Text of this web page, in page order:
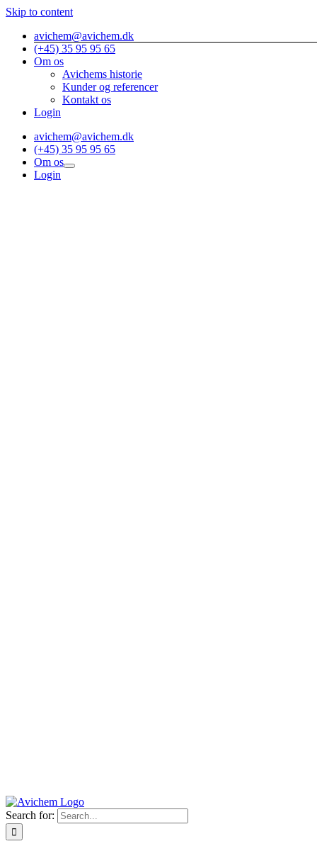
Skip to content
avichem@avichem.dk
(+45) 35 95 95 65
Om os
Avichems historie
Kunder og referencer
Kontakt os
Login
avichem@avichem.dk
(+45) 35 95 95 65
Om os
Login
Search for: